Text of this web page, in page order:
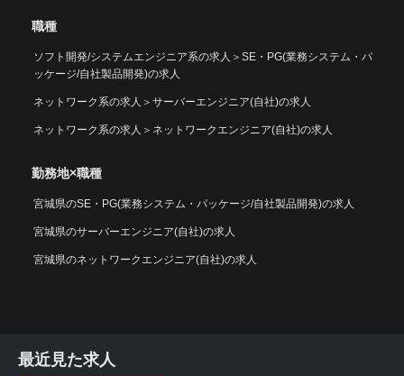
職種
ソフト開発/システムエンジニア系の求人 ＞ SE・PG(業務システム・パ
ッケージ/自社製品開発)の求人
ネットワーク系の求人 ＞ サーバーエンジニア(自社)の求人
ネットワーク系の求人 ＞ ネットワークエンジニア(自社)の求人
勤務地×職種
宮城県のSE・PG(業務システム・パッケージ/自社製品開発)の求人
宮城県のサーバーエンジニア(自社)の求人
宮城県のネットワークエンジニア(自社)の求人
最近見た求人